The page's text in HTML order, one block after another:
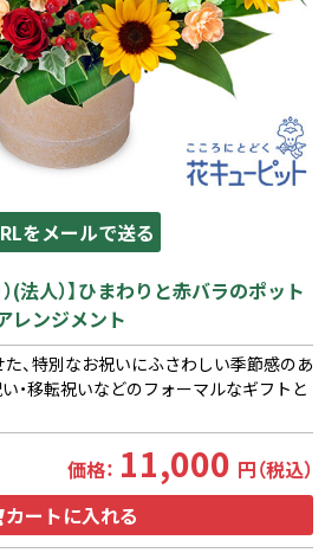
をメールで送る
(法人）】ひまわりと赤バラのポット
レンジメント
、特別なお祝いにふさわしい季節感のあ
・移転祝いなどのフォーマルなギフトと
価格： 11,000 円（税込）
カートに入れる